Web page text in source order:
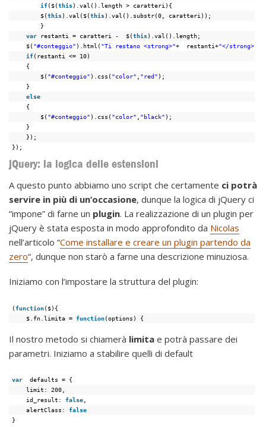
if($(this).val().length > caratteri){
$(this).val($(this).val().substr(0, caratteri));
}
var restanti = caratteri -  $(this).val().length;
$("#conteggio" ).html("Ti restano <strong>"+  restanti+"</strong>
if(restanti <= 10)
{
$("#conteggio" ).css("color" "red" );
}
else
{
$("#conteggio" ).css("color" "black" );
}
});
});
jQuery: la logica delle estensioni
A questo punto abbiamo uno script che certamente ci potrà
servire in più di un’occasione, dunque la logica di jQuery ci
“impone” di farne un plugin. La realizzazione di un plugin per
jQuery è stata esposta in modo approfondito da Nicolas
nell’articolo “Come installare e creare un plugin partendo da
zero“, dunque non starò a farne una descrizione minuziosa.
Iniziamo con l’impostare la struttura del plugin:
(function($){
$.fn.limita = function(options) {
Il nostro metodo si chiamerà limita e potrà passare dei
parametri. Iniziamo a stabilire quelli di default
var
defaults = {
limit: 200,
id_result: false
alertClass: false
}